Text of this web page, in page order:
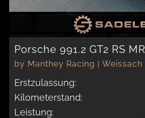
Porsche 991.2 GT2 RS MR
by Manthey Racing | Weissach
Erstzulassung:
Kilometerstand:
Leistung: